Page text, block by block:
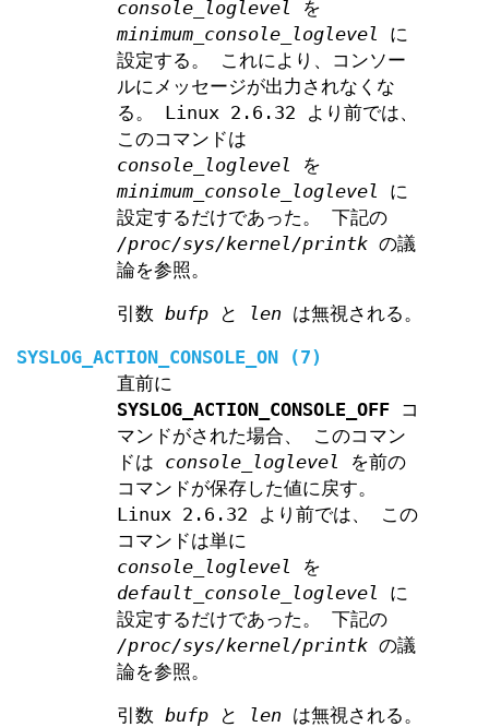
console_loglevel を
minimum_console_loglevel に
設定する。 これにより、コンソー
ルにメッセージが出力されなくな
る。 Linux 2.6.32 より前では、
このコマンドは
console_loglevel を
minimum_console_loglevel に
設定するだけであった。 下記の
/proc/sys/kernel/printkの議
論を参照。
引数 bufpと len は無視される。
SYSLOG_ACTION_CONSOLE_ON (7)
直前に
SYSLOG_ACTION_CONSOLE_OFFコ
マンドがされた場合、 このコマン
ドは console_loglevel を前の
コマンドが保存した値に戻す。
Linux 2.6.32 より前では、 この
コマンドは単に
console_loglevel を
default_console_loglevel に
設定するだけであった。 下記の
/proc/sys/kernel/printkの議
論を参照。
引数 bufpと len は無視される。